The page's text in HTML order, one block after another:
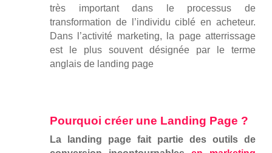
très important dans le processus de
transformation de l’individu ciblé en acheteur.
Dans l’activité marketing, la page atterrissage
est le plus souvent désignée par le terme
anglais de landing page
Pourquoi créer une Landing Page ?
La landing page fait partie des outils de